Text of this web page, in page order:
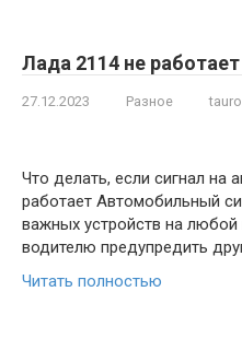
Лада 2114 не работает
27.12.2023 Разное
Что делать, если сигнал на
работает Автомобильный
важных устройств на
водителю предупредить
Читать полностью